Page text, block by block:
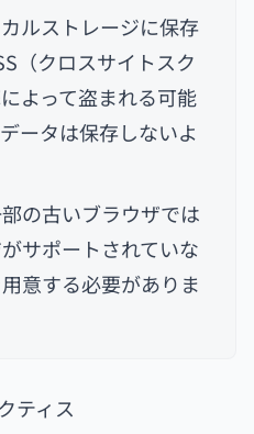
ルストレージに保存
（クロスサイトスク
よって盗まれる可能
ータは保存しないよ
の古いブラウザでは
サポートされていな
意する必要がありま
ティス